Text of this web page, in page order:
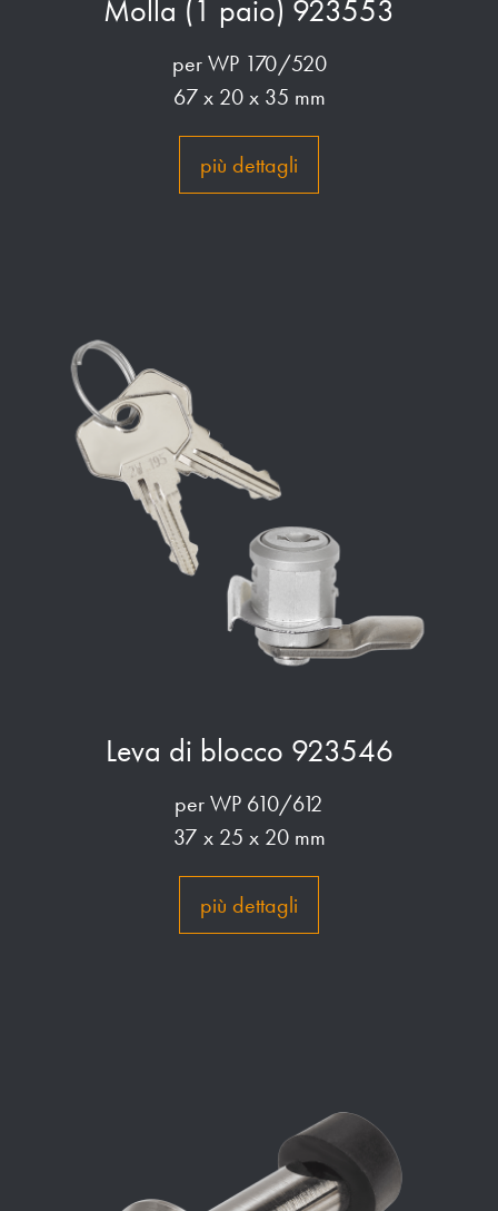
Molla (1 paio) 923553
per WP 170/520
67 x 20 x 35 mm
più dettagli
Leva di blocco 923546
per WP 610/612
37 x 25 x 20 mm
più dettagli